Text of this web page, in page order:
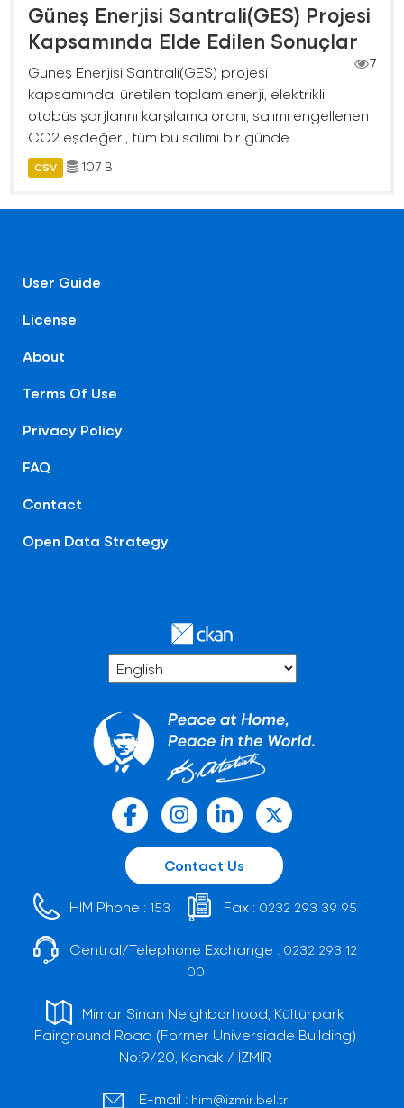
Güneş Enerjisi Santrali(GES) Projesi
Kapsamında Elde Edilen Sonuçlar
7
Güneş Enerjisi Santrali(GES) projesi
kapsamında, üretilen toplam enerji, elektrikli
otobüs şarjlarını karşılama oranı, salımı engellenen
CO2 eşdeğeri, tüm bu salımı bir günde...
CSV 107 B
User Guide
License
About
Terms Of Use
Privacy Policy
FAQ
Contact
Open Data Strategy
Contact Us
HIM Phone : 153 Fax : 0232 293 39 95
Central/Telephone Exchange : 0232 293 12
00
Mimar Sinan Neighborhood, Kültürpark
Fairground Road (Former Universiade Building)
No:9/20, Konak / İZMİR
E-mail : him@izmir.bel.tr